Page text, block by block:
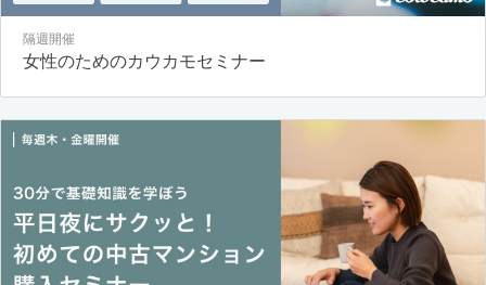
隔週開催
女性のためのカウカモセミナー